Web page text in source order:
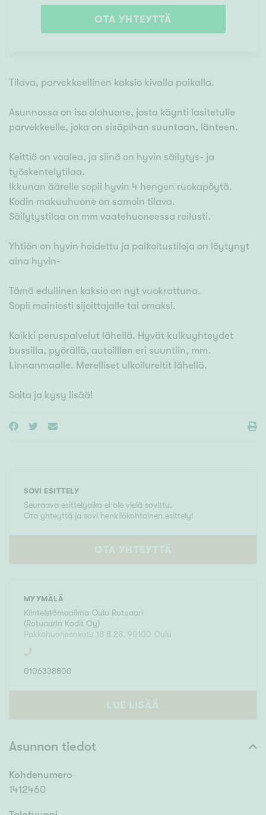
OTA YHTEYTTÄ
Tilava, parvekkeellinen kaksio kivalla paikalla.
Asunnossa on iso olohuone, josta käynti lasitetulle
parvekkeelle, joka on sisäpihan suuntaan, länteen.
Keittiö on vaalea, ja siinä on hyvin säilytys- ja
työskentelytilaa.
Ikkunan äärelle sopii hyvin 4 hengen ruokapöytä.
Kodin makuuhuone on samoin tilava.
Säilytystilaa on mm vaatehuoneessa reilusti.
Yhtiön on hyvin hoidettu ja paikoitustiloja on löytynyt
aina hyvin-
Tämä edullinen kaksio on nyt vuokrattuna.
Sopii mainiosti sijoittajalle tai omaksi.
Kaikki peruspalvelut lähellä. Hyvät kulkuyhteydet
bussilla, pyörällä, autoilllen eri suuntiin, mm.
Linnanmaalle. Merelliset ulkoilureitit lähellä.
Soita ja kysy lisää!
SOVI ESITTELY
Seuraava esittelyaika ei ole vielä sovittu.
Ota yhteyttä ja sovi henkilökohtainen esittely!
OTA YHTEYTTÄ
MYYMÄLÄ
Kiinteistömaailma Oulu Rotuaari
(Rotuaarin Kodit Oy)
Pakkahuoneenkatu 18 B 28, 90100 Oulu
0106338800
LUE LISÄÄ
Asunnon tiedot
Kohdenumero
1412460